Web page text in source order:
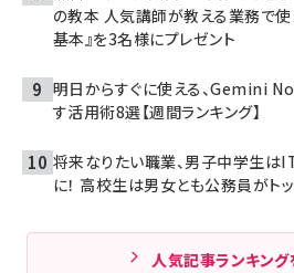
の教本 人気講師が教える業務で使
基本』を3名様にプレゼント
明日からすぐに使える、Gemini
す活用術8選【週間ランキング】
将来なりたい職業、男子中学生
に！ 高校生は男女とも公務員がト
人気記事ランキング